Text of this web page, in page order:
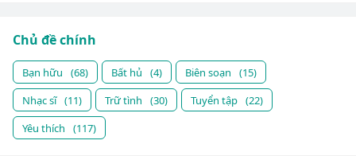
Chủ đề chính
Bạn hữu (68) Bất hủ (4) Biên soạn
(15)
Nhạc sĩ (11) Trữ tình (30) Tuyển tập (22)
Yêu thích
(117)